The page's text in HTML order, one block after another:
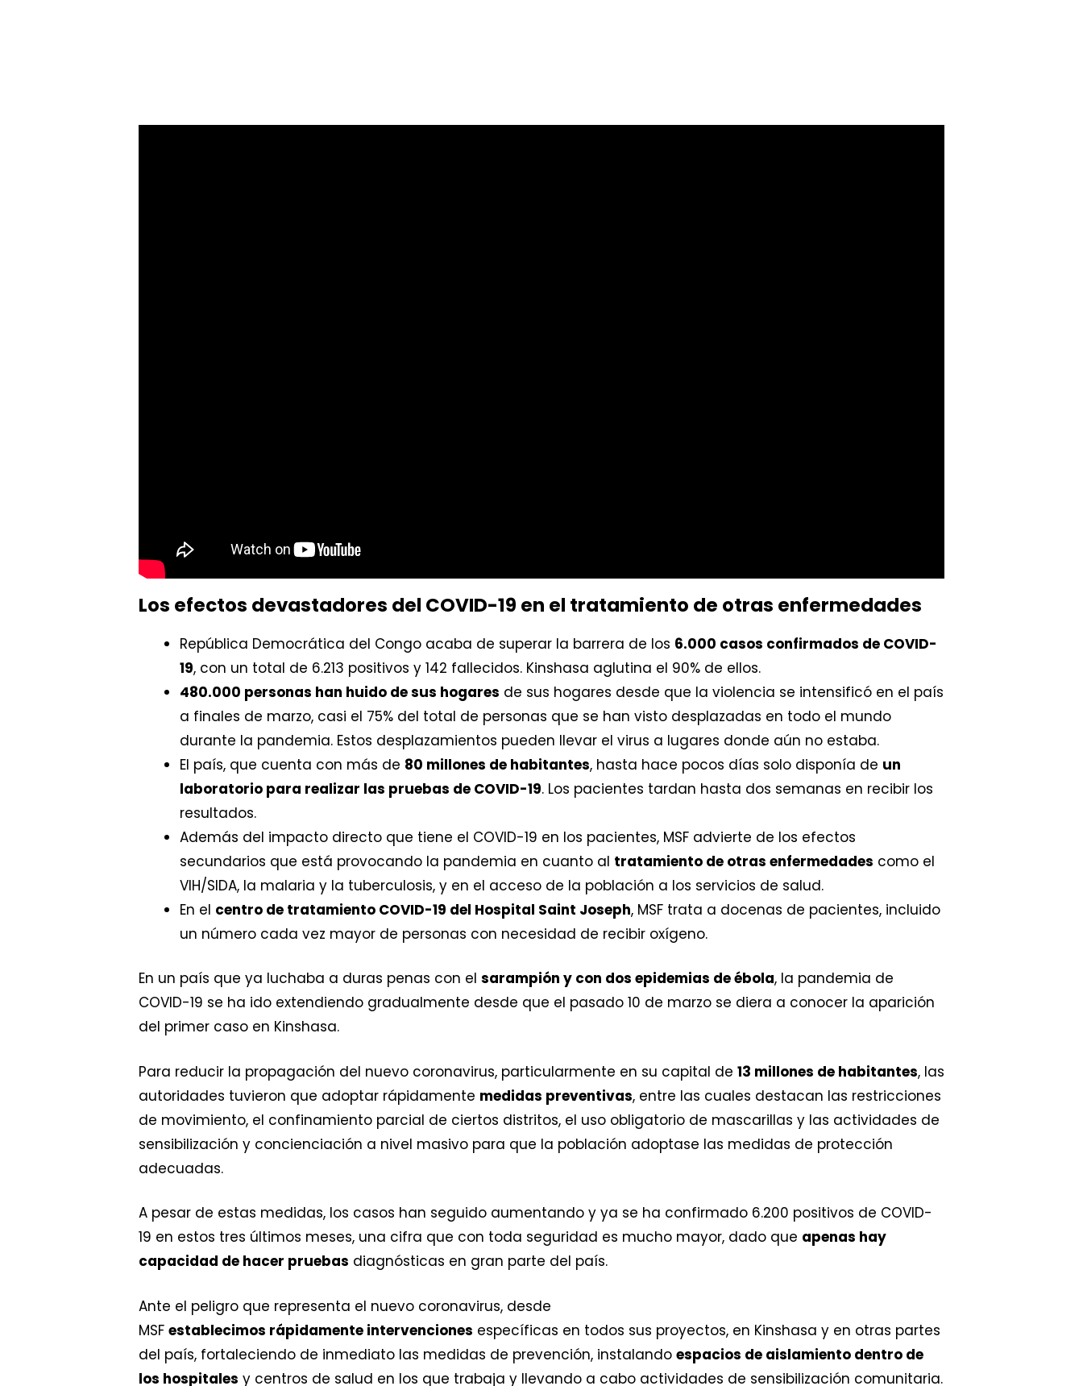
Los efectos devastadores del COVID-19 en el tratamiento de otras enfermedades
República Democrática del Congo acaba de superar la barrera de los 6.000 casos confirmados de COVID-
19, con un total de 6.213 positivos y 142 fallecidos. Kinshasa aglutina el 90% de ellos.
480.000 personas han huido de sus hogares de sus hogares desde que la violencia se intensificó en el país
a finales de marzo, casi el 75% del total de personas que se han visto desplazadas en todo el mundo
durante la pandemia. Estos desplazamientos pueden llevar el virus a lugares donde aún no estaba.
El país, que cuenta con más de 80 millones de habitantes, hasta hace pocos días solo disponía de un
laboratorio para realizar las pruebas de COVID-19. Los pacientes tardan hasta dos semanas en recibir los
resultados.
Además del impacto directo que tiene el COVID-19 en los pacientes, MSF advierte de los efectos
secundarios que está provocando la pandemia en cuanto al tratamiento de otras enfermedades como el
VIH/SIDA, la malaria y la tuberculosis, y en el acceso de la población a los servicios de salud.
En el centro de tratamiento COVID-19 del Hospital Saint Joseph, MSF trata a docenas de pacientes, incluido
un número cada vez mayor de personas con necesidad de recibir oxígeno.
En un país que ya luchaba a duras penas con el sarampión y con dos epidemias de ébola, la pandemia de
COVID-19 se ha ido extendiendo gradualmente desde que el pasado 10 de marzo se diera a conocer la aparición
del primer caso en Kinshasa.
Para reducir la propagación del nuevo coronavirus, particularmente en su capital de 13 millones de habitantes, las
autoridades tuvieron que adoptar rápidamente medidas preventivas, entre las cuales destacan las restricciones
de movimiento, el confinamiento parcial de ciertos distritos, el uso obligatorio de mascarillas y las actividades de
sensibilización y concienciación a nivel masivo para que la población adoptase las medidas de protección
adecuadas.
A pesar de estas medidas, los casos han seguido aumentando y ya se ha confirmado 6.200 positivos de COVID-
19 en estos tres últimos meses, una cifra que con toda seguridad es mucho mayor, dado que apenas hay
capacidad de hacer pruebas diagnósticas en gran parte del país.
Ante el peligro que representa el nuevo coronavirus, desde
MSF establecimos rápidamente intervenciones específicas en todos sus proyectos, en Kinshasa y en otras partes
del país, fortaleciendo de inmediato las medidas de prevención, instalando espacios de aislamiento dentro de
los hospitales y centros de salud en los que trabaja y llevando a cabo actividades de sensibilización comunitaria.